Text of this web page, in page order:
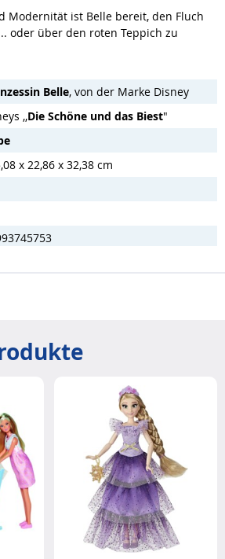
Modernität ist Belle bereit, den Fluch
oder über den roten Teppich zu
Belle, von der Marke Disney
,,Die Schöne und das Biest"
x 22,86 x 32,38 cm